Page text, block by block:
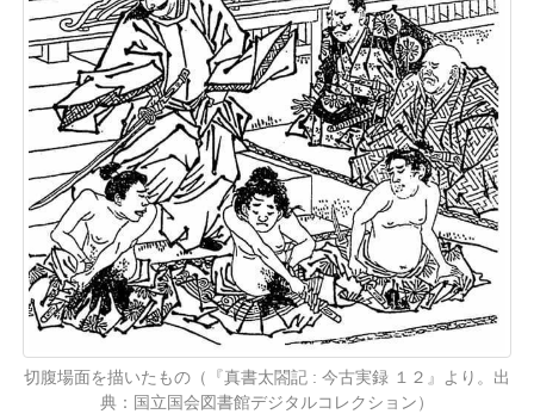
切腹場面を描いたもの（『真書太閤記 : 今古実録 １２』より。出
典：国立国会図書館デジタルコレクション）